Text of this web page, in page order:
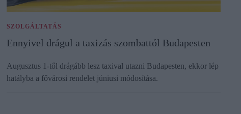
SZOLGÁLTATÁS
Ennyivel drágul a taxizás szombattól Budapesten
Augusztus 1-től drágább lesz taxival utazni Budapesten, ekkor lép
hatályba a fővárosi rendelet júniusi módosítása.